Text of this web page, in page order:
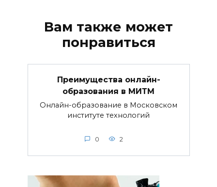
Вам также может
понравиться
Преимущества онлайн-
образования в МИТМ
Онлайн-образование в Московском
институте технологий
0 2